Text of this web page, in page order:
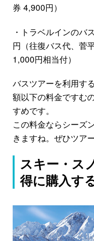
券 4,900円）
・トラベルインの
円（往復バス代、菅
1,000円相当付）
バスツアーを利用す
額以下の料金ですむ
すめです。
この料金ならシーズ
きますね。ぜひツア
スキー・ス
得に購入す